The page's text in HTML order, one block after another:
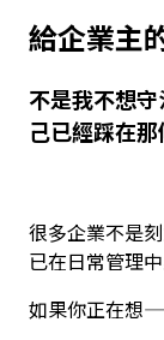
給企業主
不是我不想
己已經踩在
很多企業不是
已在日常管理
如果你正在想